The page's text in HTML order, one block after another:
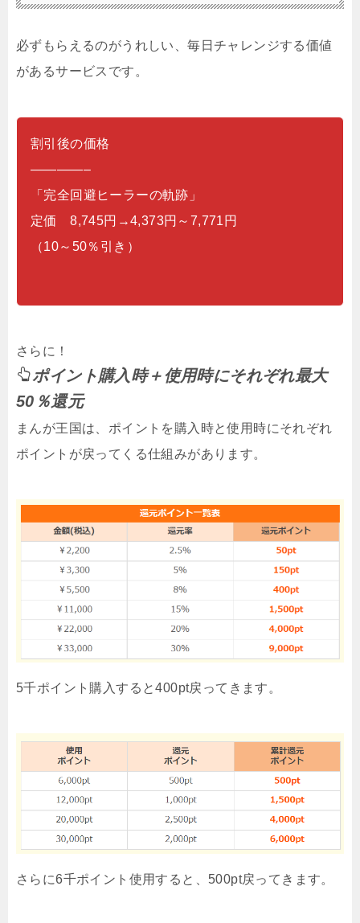
必ずもらえるのがうれしい、毎日チャレンジする価値
があるサービスです。
割引後の価格
————–
「完全回避ヒーラーの軌跡」
定価 8,745円→4,373円～7,771円
（10～50％引き）
さらに！
ポイント購入時＋使用時にそれぞれ最大
50％還元
まんが王国は、ポイントを購入時と使用時にそれぞれ
ポイントが戻ってくる仕組みがあります。
5千ポイント購入すると400pt戻ってきます。
さらに6千ポイント使用すると、500pt戻ってきます。